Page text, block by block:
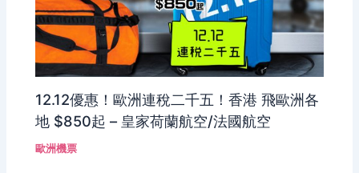
12.12優惠！歐洲連稅二千五！香港 飛歐洲各
地 $850起 – 皇家荷蘭航空/法國航空
歐洲機票